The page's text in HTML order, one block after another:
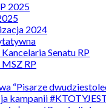
2025
2024
Senatu RP
RP
“Pisarze
kampanii